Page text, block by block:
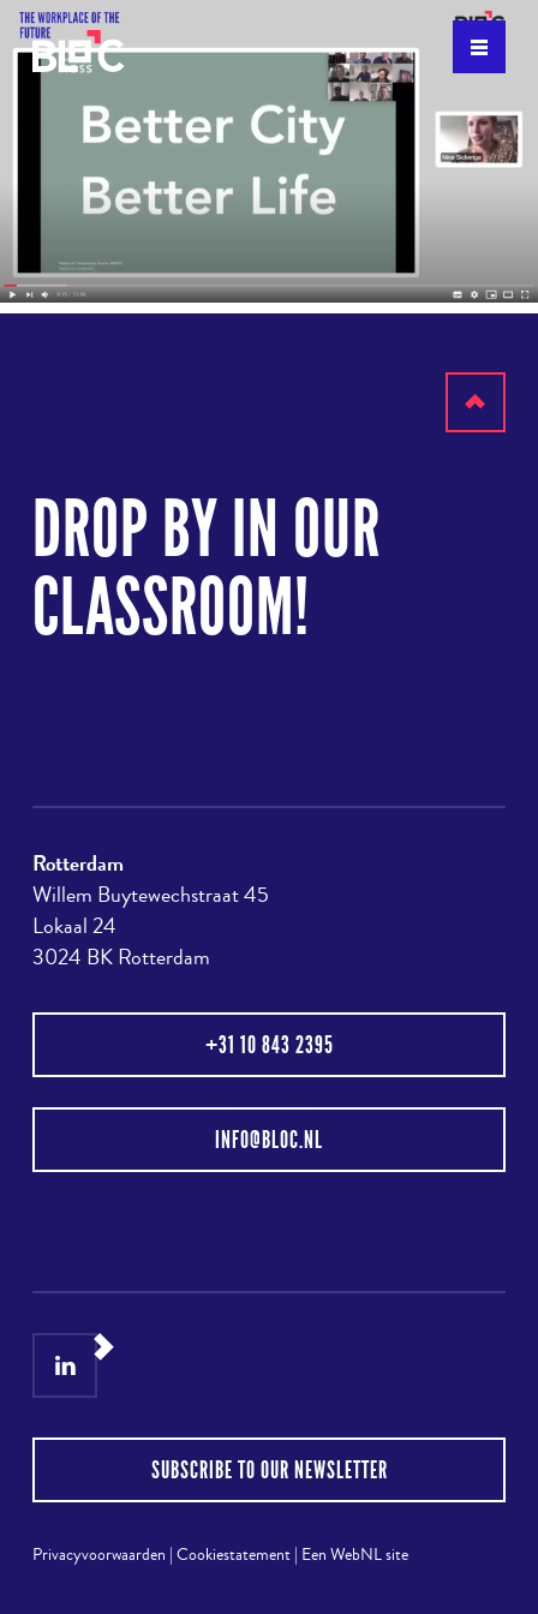
DROP BY IN OUR
CLASSROOM!
Rotterdam
Willem Buytewechstraat 45
Lokaal 24
3024 BK Rotterdam
+31 10 843 2395
INFO@BLOC.NL
SUBSCRIBE TO OUR NEWSLETTER
Privacyvoorwaarden |Cookiestatement| Een WebNL site